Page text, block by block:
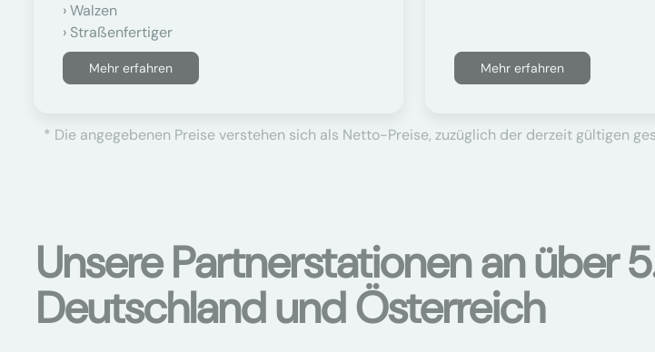
Walzen
Straßenfertiger
Mehr erfahren Mehr erfahren
* Die angegebenen Preise verstehen sich als Netto-Preise, zuzüglich der derzeit gültigen
Unsere Partnerstationen an über
Deutschland und Österreich